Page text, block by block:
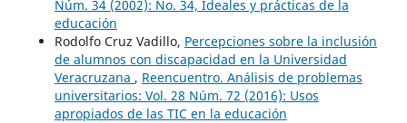
Núm. 34 (2002): No. 34, Ideales y prácticas de la
educación
Rodolfo Cruz Vadillo, Percepciones sobre la inclusión
de alumnos con discapacidad en la Universidad
Veracruzana , Reencuentro. Análisis de problemas
universitarios: Vol. 28 Núm. 72 (2016): Usos
apropiados de las TIC en la educación